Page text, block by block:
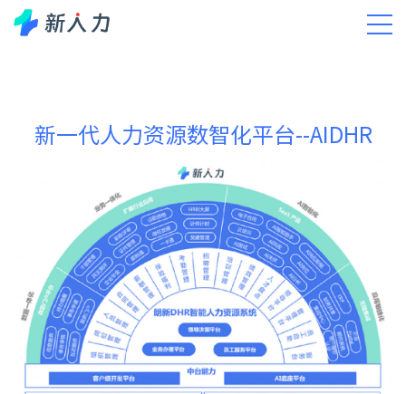
新一代人力资源数智化平台--AIDHR